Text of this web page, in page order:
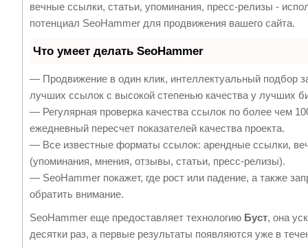
вечные ссылки, статьи, упоминания, пресс-релизы -
потенциал SeoHammer для продвижения вашего сайта.
Что умеет делать SeoHammer
— Продвижение в один клик, интеллектуальный подбор
лучших ссылок с высокой степенью качества у лучших
— Регулярная проверка качества ссылок по более чем
ежедневный пересчет показателей качества проекта.
— Все известные форматы ссылок: арендные ссылки,
(упоминания, мнения, отзывы, статьи, пресс-релизы).
— SeoHammer покажет, где рост или падение, а также
обратить внимание.
SeoHammer еще предоставляет технологию Буст, она
десятки раз, а первые результаты появляются уже в